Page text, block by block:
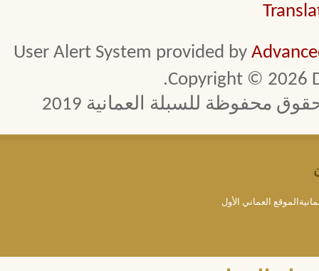
User Alert System provided by
Copyright © 2026
محفوظة للسبلة العمانية 2019
العماني الأول